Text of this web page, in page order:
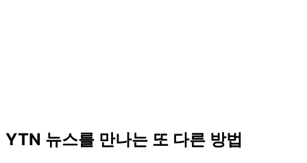
YTN 뉴스를 만나는 또 다른 방법